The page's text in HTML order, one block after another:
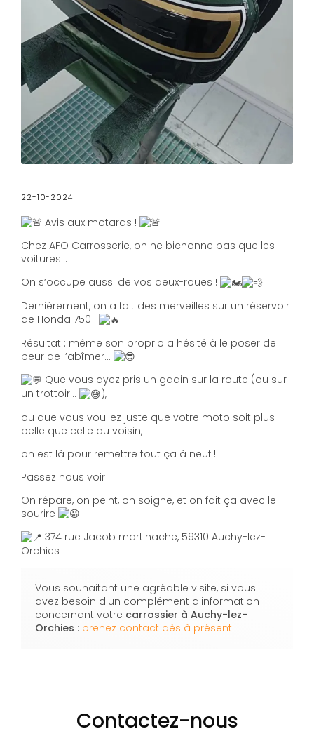
22-10-2024
Avis aux motards !
Chez AFO Carrosserie, on ne bichonne pas que les
voitures…
On s’occupe aussi de vos deux-roues !
Dernièrement, on a fait des merveilles sur un réservoir
de Honda 750 !
Résultat : même son proprio a hésité à le poser de
peur de l’abîmer…
Que vous ayez pris un gadin sur la route (ou sur
un trottoir…
),
ou que vous vouliez juste que votre moto soit plus
belle que celle du voisin,
on est là pour remettre tout ça à neuf !
Passez nous voir !
On répare, on peint, on soigne, et on fait ça avec le
sourire
374 rue Jacob martinache, 59310 Auchy-lez-
Orchies
Vous souhaitant une agréable visite, si vous
avez besoin d'un complément d'information
concernant votre carrossier à Auchy-lez-
Orchies : prenez contact dès à présent.
Contactez-nous